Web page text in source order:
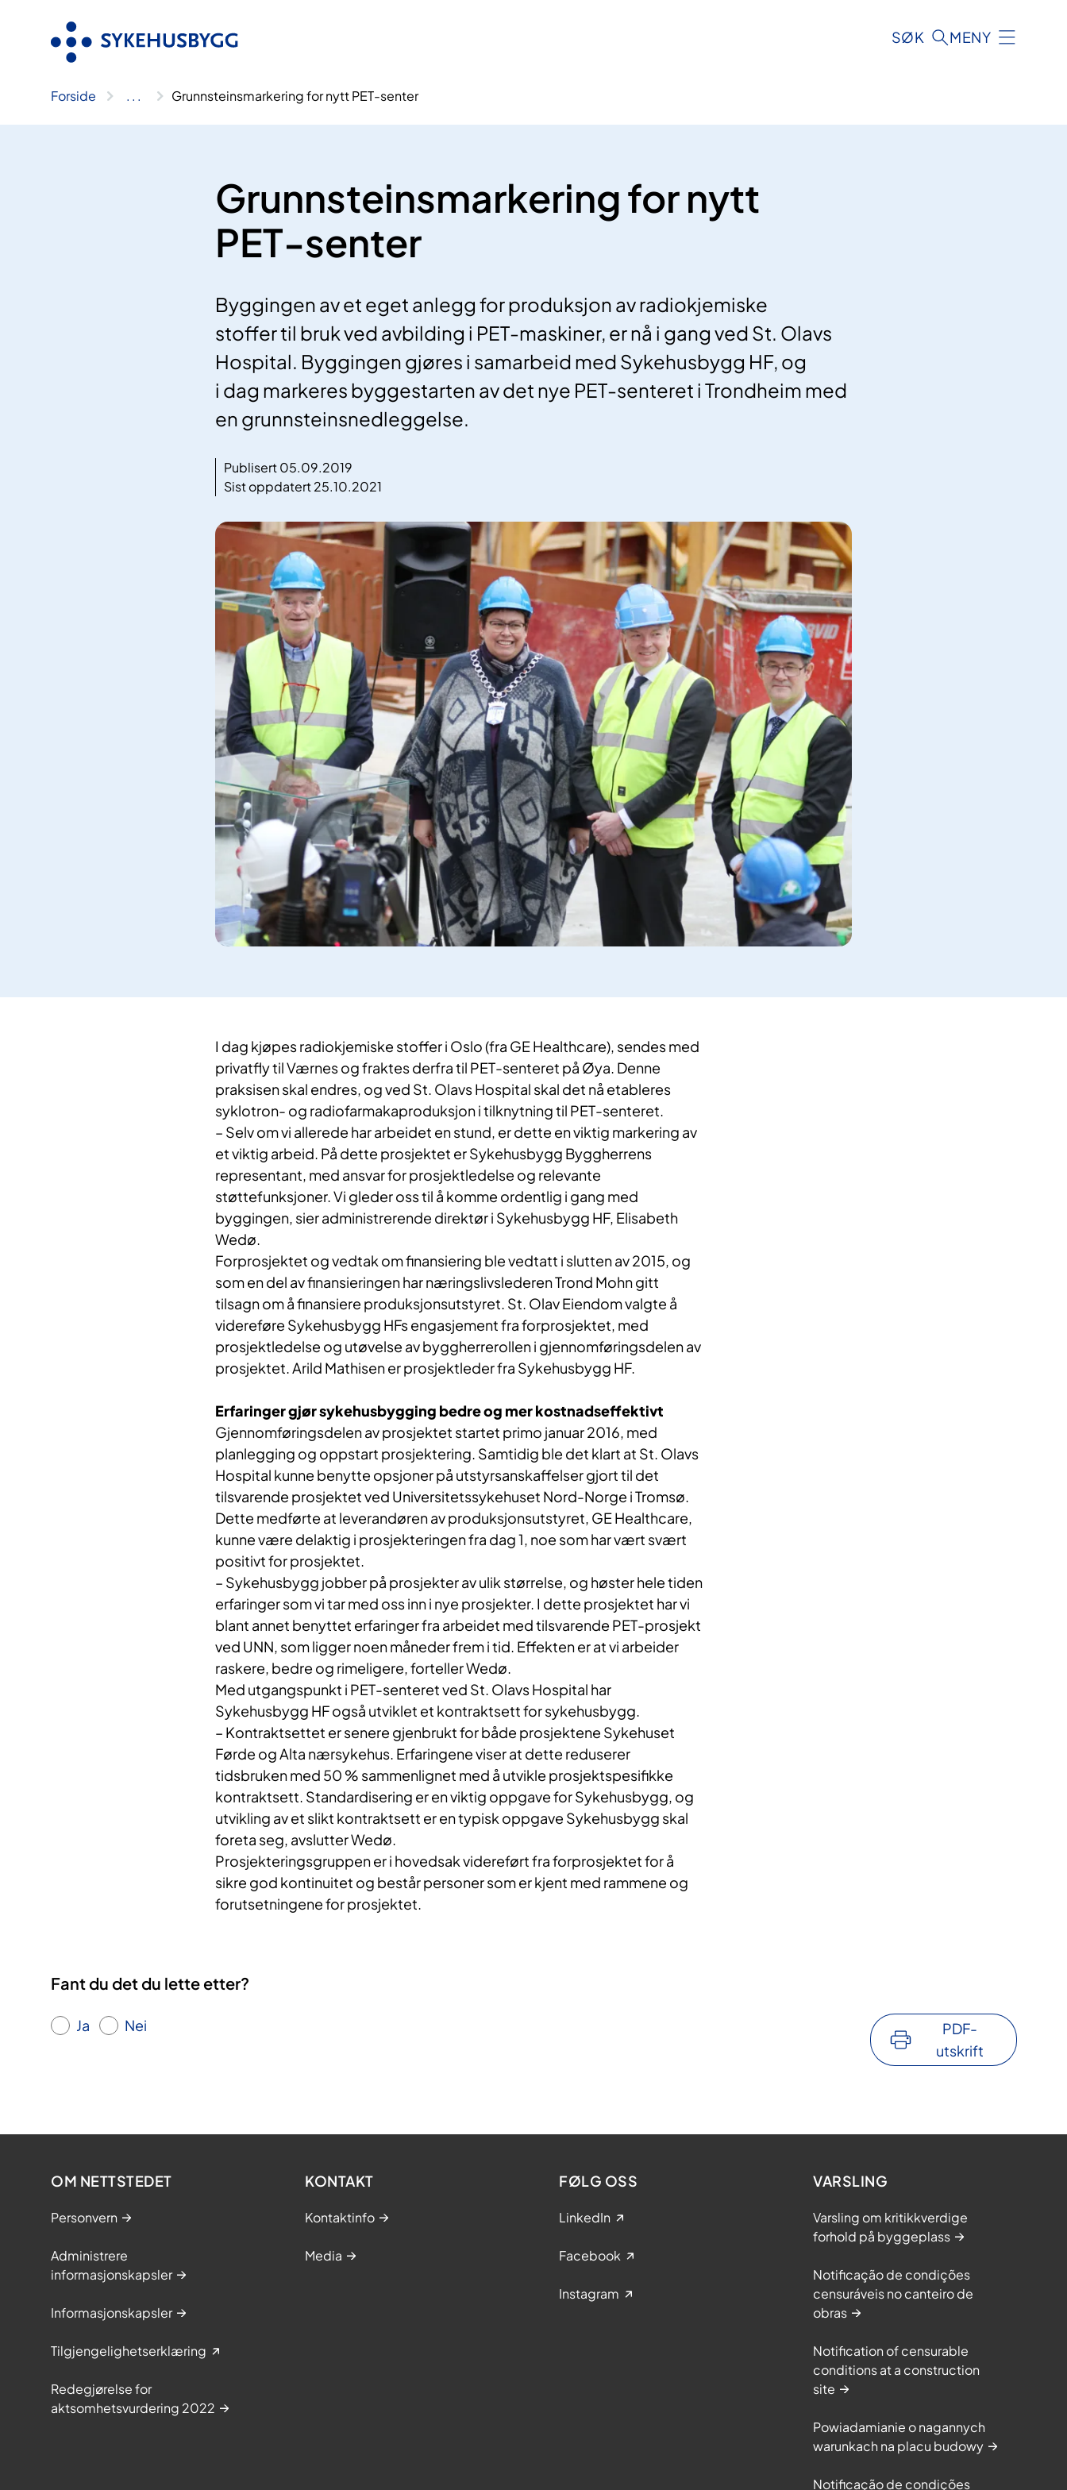
SØK MENY
Forside .. . Grunnsteinsmarkering for nytt PET-senter
Grunnsteinsmarkering for nytt
PET-senter
Byggingen av et eget anlegg for produksjon av radiokjemiske
stoffer til bruk ved avbilding i PET-maskiner, er nå i gang ved St. Olavs
Hospital. Byggingen gjøres i samarbeid med Sykehusbygg HF, og
i dag markeres byggestarten av det nye PET-senteret i Trondheim med
en grunnsteinsnedleggelse.
Publisert 05.09.2019
Sist oppdatert 25.10.2021
I dag kjøpes radiokjemiske stoffer i Oslo (fra GE Healthcare), sendes med
privatfly til Værnes og fraktes derfra til PET-senteret på Øya. Denne
praksisen skal endres, og ved St. Olavs Hospital skal det nå etableres
syklotron- og radiofarmakaproduksjon i tilknytning til PET-senteret.
– Selv om vi allerede har arbeidet en stund, er dette en viktig markering av
et viktig arbeid. På dette prosjektet er Sykehusbygg Byggherrens
representant, med ansvar for prosjektledelse og relevante
støttefunksjoner. Vi gleder oss til å komme ordentlig i gang med
byggingen, sier administrerende direktør i Sykehusbygg HF, Elisabeth
Wedø.
Forprosjektet og vedtak om finansiering ble vedtatt i slutten av 2015, og
som en del av finansieringen har næringslivslederen Trond Mohn gitt
tilsagn om å finansiere produksjonsutstyret. St. Olav Eiendom valgte å
videreføre Sykehusbygg HFs engasjement fra forprosjektet, med
prosjektledelse og utøvelse av byggherrerollen i gjennomføringsdelen av
prosjektet. Arild Mathisen er prosjektleder fra Sykehusbygg HF.
Erfaringer gjør sykehusbygging bedre og mer kostnadseffektivt
Gjennomføringsdelen av prosjektet startet primo januar 2016, med
planlegging og oppstart prosjektering. Samtidig ble det klart at St. Olavs
Hospital kunne benytte opsjoner på utstyrsanskaffelser gjort til det
tilsvarende prosjektet ved Universitetssykehuset Nord-Norge i Tromsø.
Dette medførte at leverandøren av produksjonsutstyret, GE Healthcare,
kunne være delaktig i prosjekteringen fra dag 1, noe som har vært svært
positivt for prosjektet.
– Sykehusbygg jobber på prosjekter av ulik størrelse, og høster hele tiden
erfaringer som vi tar med oss inn i nye prosjekter. I dette prosjektet har vi
blant annet benyttet erfaringer fra arbeidet med tilsvarende PET-prosjekt
ved UNN, som ligger noen måneder frem i tid. Effekten er at vi arbeider
raskere, bedre og rimeligere, forteller Wedø.
Med utgangspunkt i PET-senteret ved St. Olavs Hospital har
Sykehusbygg HF også utviklet et kontraktsett for sykehusbygg.
– Kontraktsettet er senere gjenbrukt for både prosjektene Sykehuset
Førde og Alta nærsykehus. Erfaringene viser at dette reduserer
tidsbruken med 50 % sammenlignet med å utvikle prosjektspesifikke
kontraktsett. Standardisering er en viktig oppgave for Sykehusbygg, og
utvikling av et slikt kontraktsett er en typisk oppgave Sykehusbygg skal
foreta seg, avslutter Wedø.
Prosjekteringsgruppen er i hovedsak videreført fra forprosjektet for å
sikre god kontinuitet og består personer som er kjent med rammene og
forutsetningene for prosjektet.
Fant du det du lette etter?
Ja Nei
PDF-
utskrift
OM NETTSTEDET
Personvern
Administrere
informasjonskapsler
Informasjonskapsler
Tilgjengelighetserklæring
Redegjørelse for
aktsomhetsvurdering 2022
KONTAKT
Kontaktinfo
Media
FØLG OSS
LinkedIn
Facebook
Instagram
VARSLING
Varsling om kritikkverdige
forhold på byggeplass
Notificação de condições
censuráveis no canteiro de
obras
Notification of censurable
conditions at a construction
site
Powiadamianie o nagannych
warunkach na placu budowy
Notificação de condições